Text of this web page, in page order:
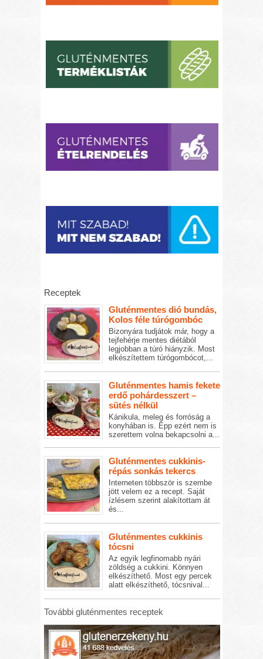
Receptek
Gluténmentes dió bundás,
Kolos féle túrógombóc
Bizonyára tudjátok már, hogy a
tejfehérje mentes diétából
legjobban a túró hiányzik. Most
elkészítettem túrógombócot,...
Gluténmentes hamis fekete
erdő pohárdesszert –
sütés nélkül
Kánikula, meleg és forróság a
konyhában is. Épp ezért nem is
szerettem volna bekapcsolni a...
Gluténmentes cukkinis-
répás sonkás tekercs
Interneten többször is szembe
jött velem ez a recept. Saját
ízlésem szerint alakítottam át
és...
Gluténmentes cukkinis
tócsni
Az egyik legfinomabb nyári
zöldség a cukkini. Könnyen
elkészíthető. Most egy percek
alatt elkészíthető, tócsnival...
További gluténmentes receptek